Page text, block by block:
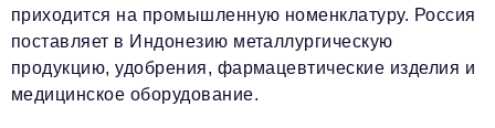
приходится на промышленную номенклатуру. Россия
поставляет в Индонезию металлургическую
продукцию, удобрения, фармацевтические изделия и
медицинское оборудование.